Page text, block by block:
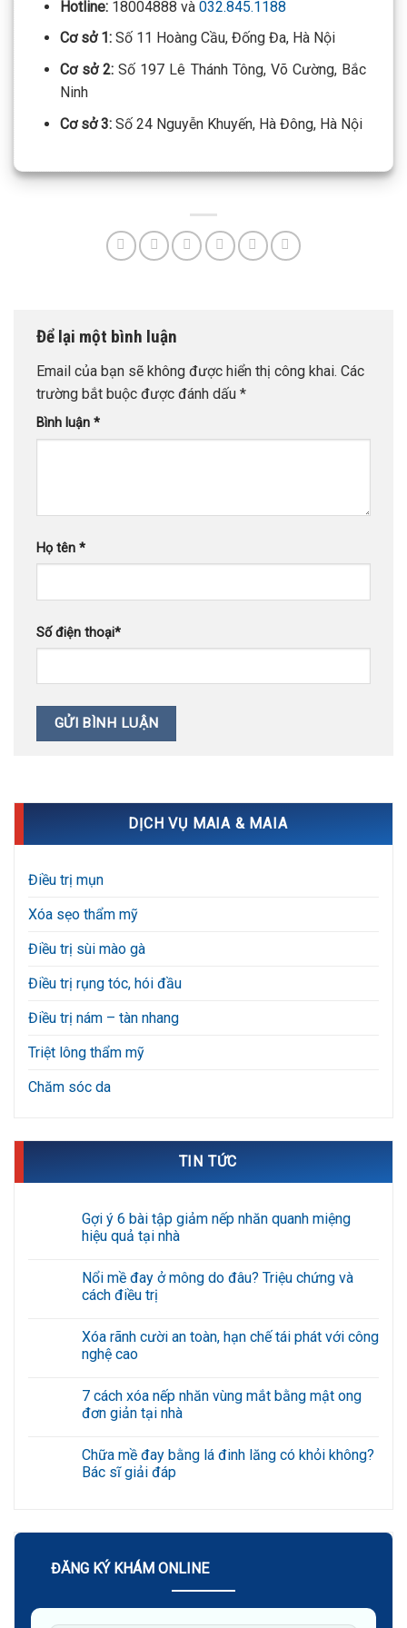
Hotline:18004888 và 032.845.1188
Cơ sở 1: Số 11 Hoàng Cầu, Đống Đa, Hà Nội
Cơ sở 2: Số 197 Lê Thánh Tông, Võ Cường, Bắc
Ninh
Cơ sở 3:Số 24 Nguyễn Khuyến, Hà Đông, Hà Nội
Để lại một bình luận
Email của bạn sẽ không được hiển thị công khai. Các
trường bắt buộc được đánh dấu *
Bình luận *
Họ tên *
Số điện thoại*
DỊCH VỤ MAIA & MAIA
Điều trị mụn
Xóa sẹo thẩm mỹ
Điều trị sùi mào gà
Điều trị rụng tóc, hói đầu
Điều trị nám – tàn nhang
Triệt lông thẩm mỹ
Chăm sóc da
TIN TỨC
Gợi ý 6 bài tập giảm nếp nhăn quanh miệng
hiệu quả tại nhà
bình
luận
ở
6
bài
tập
nhăn
quanh
miệng
tại
nhà
Nổi mề đay ở mông do đâu? Triệu chứng và
cách điều trị
bình
luận
ở
đay
ở
mông
Triệu
chứng
và
Xóa rãnh cười an toàn, hạn chế tái phát với công
nghệ cao
bình
luận
ở
cười
an
toàn,
nghệ
cao
7 cách xóa nếp nhăn vùng mắt bằng mật ong
đơn giản tại nhà
bình
luận
ở
mắt
bằng
đơn
giản
Chữa mề đay bằng lá đinh lăng có khỏi không?
Bác sĩ giải đáp
mề
đay
đinh
lăng
ĐĂNG KÝ KHÁM ONLINE